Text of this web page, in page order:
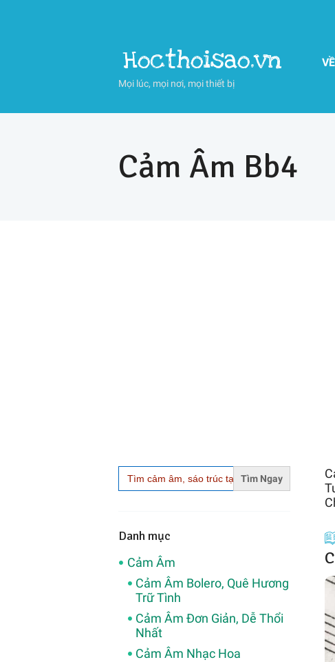
Hocthoisao.vn
Mọi lúc, mọi nơi, mọi thiết bị
Cảm Âm Bb4
Search
for:
Danh mục
Cảm Âm
Cảm Âm Bolero, Quê Hương
Trữ Tình
Cảm Âm Đơn Giản, Dễ Thổi
Nhất
Cảm Âm Nhạc Hoa